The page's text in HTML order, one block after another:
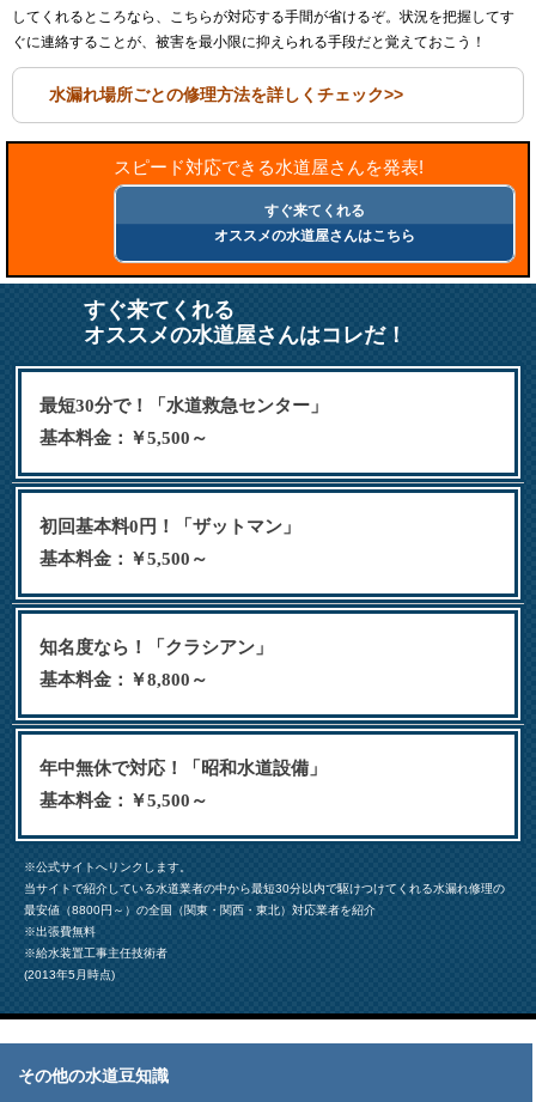
してくれるところなら、こちらが対応する手間が省けるぞ。状況を把握してす
ぐに連絡することが、被害を最小限に抑えられる手段だと覚えておこう！
水漏れ場所ごとの修理方法を詳しくチェック>>
スピード対応できる水道屋さんを発表!
すぐ来てくれる
オススメの水道屋さんはこちら
すぐ来てくれる
オススメの水道屋さんはコレだ！
最短30分で！「水道救急センター」
基本料金：￥5,500～
初回基本料0円！「ザットマン」
基本料金：￥5,500～
知名度なら！「クラシアン」
基本料金：￥8,800～
年中無休で対応！「昭和水道設備」
基本料金：￥5,500～
※公式サイトへリンクします。
当サイトで紹介している水道業者の中から最短30分以内で駆けつけてくれる水漏れ修理の
最安値（8800円～）の全国（関東・関西・東北）対応業者を紹介
※出張費無料
※給水装置工事主任技術者
(2013年5月時点)
その他の水道豆知識